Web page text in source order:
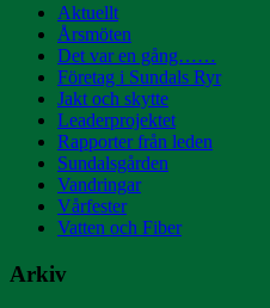
Aktuellt
Årsmöten
Det var en gång……
Företag i Sundals Ryr
Jakt och skytte
Leaderprojektet
Rapporter från leden
Sundalsgården
Vandringar
Vårfester
Vatten och Fiber
Arkiv